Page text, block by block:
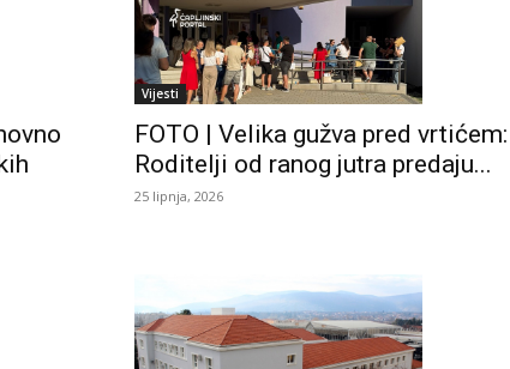
Vijesti
FOTO | Velika gužva pred vrtićem:
Roditelji od ranog jutra predaju...
25 lipnja, 2026